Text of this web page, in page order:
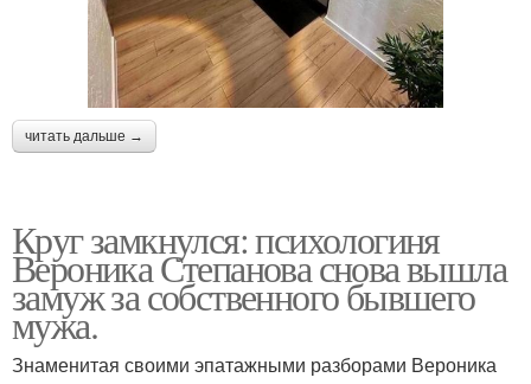
читать дальше →
Круг замкнулся: психологиня
Вероника Степанова снова вышла
замуж за собственного бывшего
мужа.
Знаменитая своими эпатажными разборами Вероника